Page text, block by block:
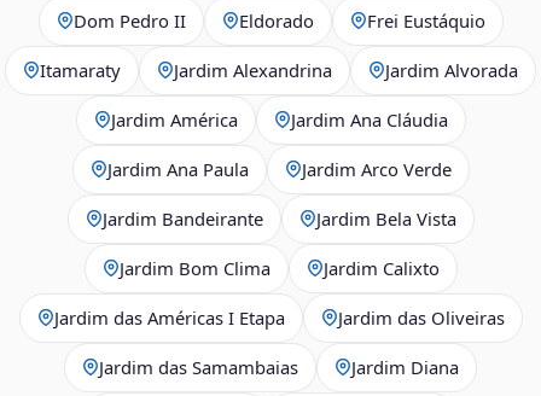
Dom Pedro II Eldorado Frei Eustáquio
Itamaraty Jardim Alexandrina Jardim Alvorada
Jardim América Jardim Ana Cláudia
Jardim Ana Paula Jardim Arco Verde
Jardim Bandeirante Jardim Bela Vista
Jardim Bom Clima Jardim Calixto
Jardim das Américas I Etapa Jardim das Oliveiras
Jardim das Samambaias Jardim Diana